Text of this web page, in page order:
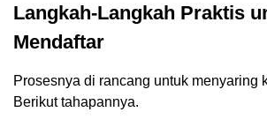
Langkah-Langkah Praktis
Mendaftar
Prosesnya di rancang untuk menyaring
Berikut tahapannya.